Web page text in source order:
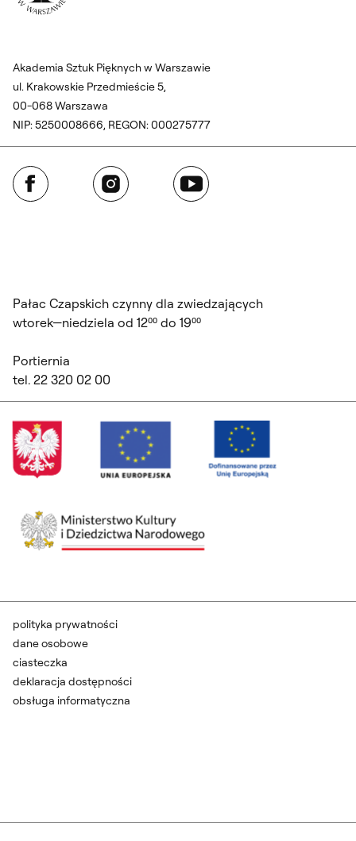
Akademia Sztuk Pięknych w Warszawie
ul. Krakowskie Przedmieście 5,
00-068 Warszawa
NIP: 5250008666, REGON: 000275777
Facebook Instagram YouTube
Pałac Czapskich czynny dla zwiedzających
wtorek—niedziela od 12⁰⁰ do 19⁰⁰
Portiernia
tel. 22 320 02 00
polityka prywatności
dane osobowe
ciasteczka
deklaracja dostępności
obsługa informatyczna